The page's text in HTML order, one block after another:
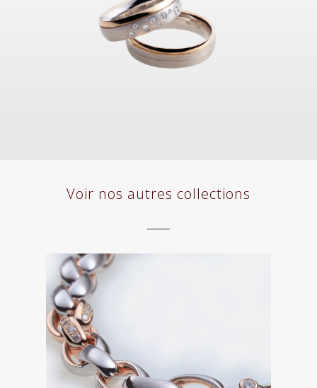
Voir nos autres collections